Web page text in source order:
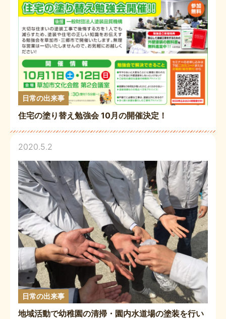
日常の出来事
住宅の塗り替え勉強会 10月の開催決定！
2020.5.2
日常の出来事
地域活動で幼稚園の清掃・園内水道場の塗装を行い